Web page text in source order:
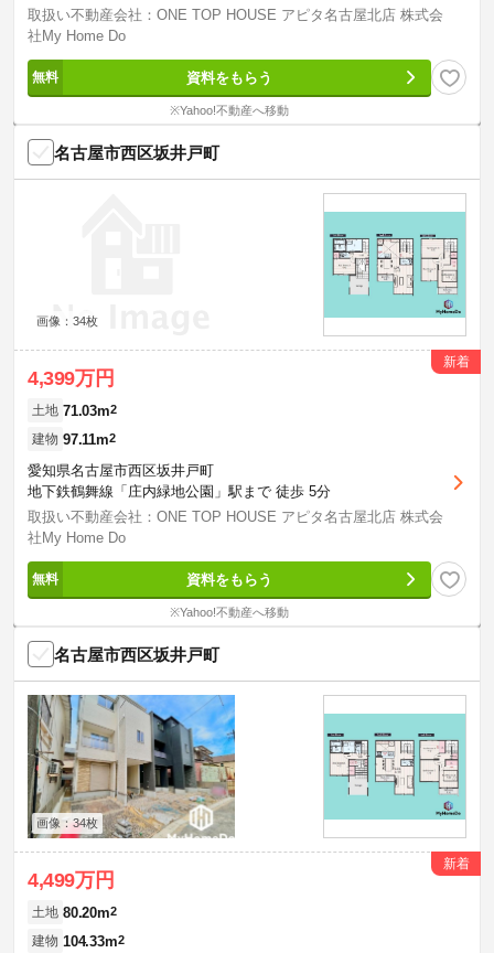
取扱い不動産会社：ONE TOP HOUSE アピタ名古屋北店 株式会
社My Home Do
資料をもらう
※Yahoo!不動産へ移動
名古屋市西区坂井戸町
画像：34枚
4,399万円
新着
土地 71.03m2
建物 97.11m2
愛知県名古屋市西区坂井戸町
地下鉄鶴舞線「庄内緑地公園」駅まで 徒歩 5分
取扱い不動産会社：ONE TOP HOUSE アピタ名古屋北店 株式会
社My Home Do
資料をもらう
※Yahoo!不動産へ移動
名古屋市西区坂井戸町
画像：34枚
4,499万円
新着
土地 80.20m2
建物 104.33m2